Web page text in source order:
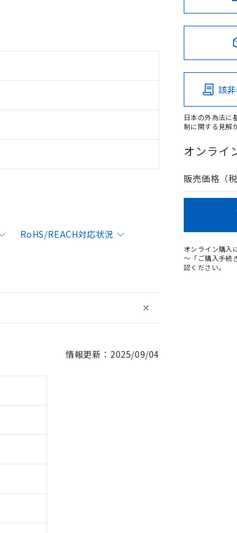
RoHS/REACH対応状況
情報更新：2025/09/04
該
日本の外為法に
制に関する見解
オンライ
販売価格（税
オンライン購入
～「ご購入手続
認ください。